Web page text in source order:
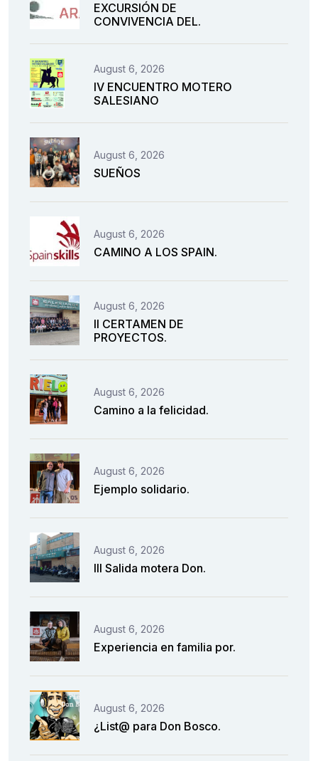
EXCURSIÓN DE
CONVIVENCIA DEL.
August 6, 2026
IV ENCUENTRO MOTERO
SALESIANO
August 6, 2026
SUEÑOS
August 6, 2026
CAMINO A LOS SPAIN.
August 6, 2026
II CERTAMEN DE
PROYECTOS.
August 6, 2026
Camino a la felicidad.
August 6, 2026
Ejemplo solidario.
August 6, 2026
III Salida motera Don.
August 6, 2026
Experiencia en familia por.
August 6, 2026
¿List@ para Don Bosco.